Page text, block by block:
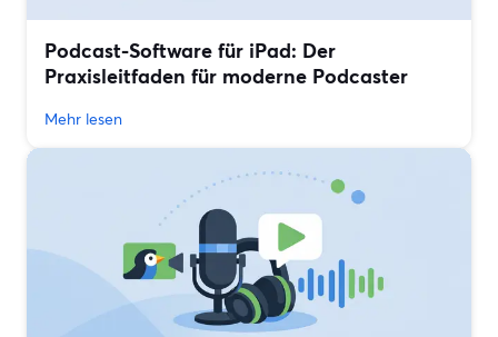
Podcast-Software für iPad: Der
Praxisleitfaden für moderne Podcaster
Mehr lesen